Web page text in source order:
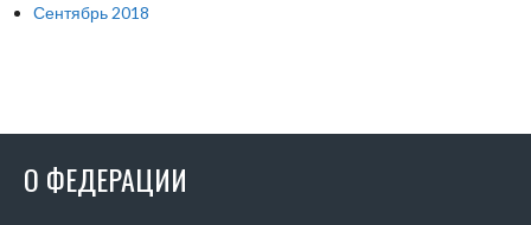
Сентябрь 2018
О ФЕДЕРАЦИИ